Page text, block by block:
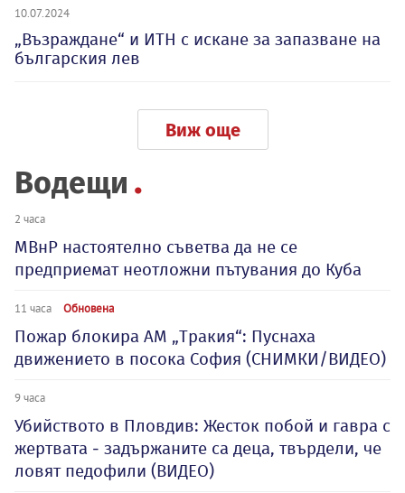
10.07.2024
„Възраждане“ и ИТН с искане за запазване на
българския лев
Виж още
Водещи
2 часа
МВнР настоятелно съветва да не се
предприемат неотложни пътувания до Куба
11 часа Обновена
Пожар блокира АМ „Тракия“: Пуснаха
движението в посока София (СНИМКИ/ВИДЕО)
9 часа
Убийството в Пловдив: Жесток побой и гавра с
жертвата - задържаните са деца, твърдели, че
ловят педофили (ВИДЕО)